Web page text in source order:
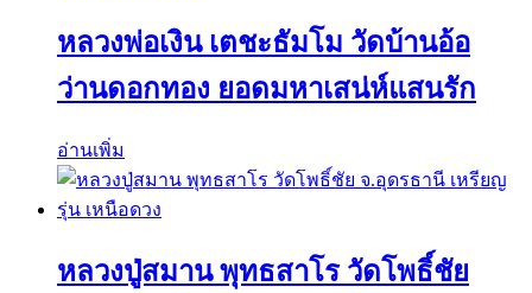
หลวงพ่อเงิน เตชะธัมโม วัดบ้านอ้อ
ว่านดอกทอง ยอดมหาเสน่ห์แสนรัก
อ่านเพิ่ม
หลวงปู่สมาน พุทธสาโร วัดโพธิ์ชัย